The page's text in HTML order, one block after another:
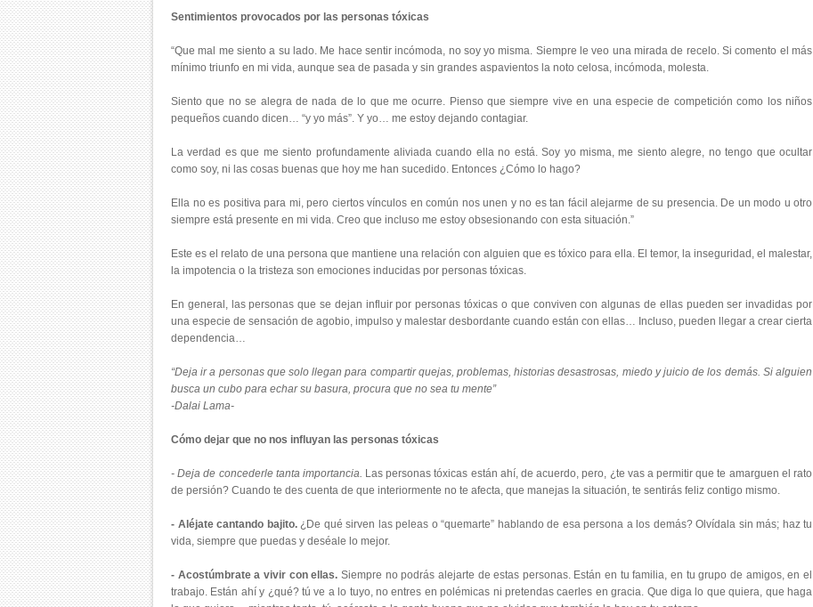
Sentimientos provocados por las personas tóxicas
“Que mal me siento a su lado. Me hace sentir incómoda, no soy yo misma. Siempre le veo una mirada de recelo. Si comento el más
mínimo triunfo en mi vida, aunque sea de pasada y sin grandes aspavientos la noto celosa, incómoda, molesta.
Siento que no se alegra de nada de lo que me ocurre. Pienso que siempre vive en una especie de competición como los niños
pequeños cuando dicen… “y yo más”. Y yo… me estoy dejando contagiar.
La verdad es que me siento profundamente aliviada cuando ella no está. Soy yo misma, me siento alegre, no tengo que ocultar
como soy, ni las cosas buenas que hoy me han sucedido. Entonces ¿Cómo lo hago?
Ella no es positiva para mi, pero ciertos vínculos en común nos unen y no es tan fácil alejarme de su presencia. De un modo u otro
siempre está presente en mi vida. Creo que incluso me estoy obsesionando con esta situación.”
Este es el relato de una persona que mantiene una relación con alguien que es tóxico para ella. El temor, la inseguridad, el malestar,
la impotencia o la tristeza son emociones inducidas por personas tóxicas.
En general, las personas que se dejan influir por personas tóxicas o que conviven con algunas de ellas pueden ser invadidas por
una especie de sensación de agobio, impulso y malestar desbordante cuando están con ellas… Incluso, pueden llegar a crear cierta
dependencia…
“Deja ir a personas que solo llegan para compartir quejas, problemas, historias desastrosas, miedo y juicio de los demás. Si alguien
busca un cubo para echar su basura, procura que no sea tu mente”
-Dalai Lama-
Cómo dejar que no nos influyan las personas tóxicas
- Deja de concederle tanta importancia. Las personas tóxicas están ahí, de acuerdo, pero, ¿te vas a permitir que te amarguen el rato
de persión? Cuando te des cuenta de que interiormente no te afecta, que manejas la situación, te sentirás feliz contigo mismo.
- Aléjate cantando bajito.¿De qué sirven las peleas o “quemarte” hablando de esa persona a los demás? Olvídala sin más; haz tu
vida, siempre que puedas y deséale lo mejor.
- Acostúmbrate a vivir con ellas. Siempre no podrás alejarte de estas personas. Están en tu familia, en tu grupo de amigos, en el
trabajo. Están ahí y ¿qué? tú ve a lo tuyo, no entres en polémicas ni pretendas caerles en gracia. Que diga lo que quiera, que haga